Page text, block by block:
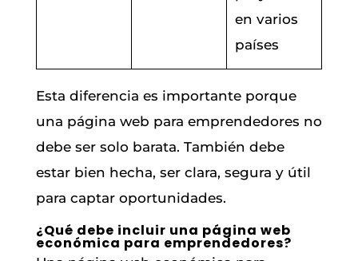
en varios
países
Esta diferencia es importante porque
una página web para emprendedores no
debe ser solo barata. También debe
estar bien hecha, ser clara, segura y útil
para captar oportunidades.
¿Qué debe incluir una página web
económica para emprendedores?